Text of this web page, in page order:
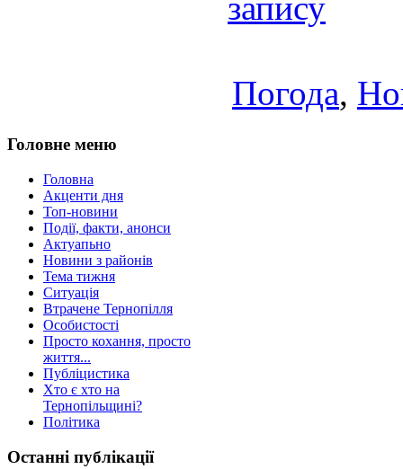
запису
Погода,
Головне меню
Головна
Акценти дня
Топ-новини
Події, факти, анонси
Актуапьно
Новини з районів
Тема тижня
Ситуація
Втрачене Тернопілля
Особистості
Просто кохання, просто
життя...
Публіцистика
Хто є хто на
Тернопільщині?
Політика
Останні публікації